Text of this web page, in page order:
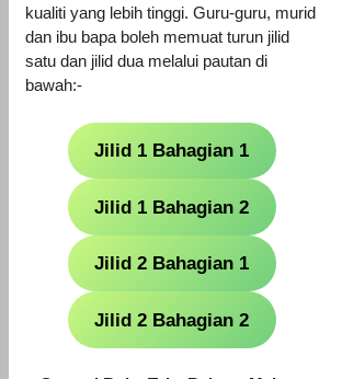
kualiti yang lebih tinggi. Guru-guru, murid
dan ibu bapa boleh memuat turun jilid
satu dan jilid dua melalui pautan di
bawah:-
Jilid 1 Bahagian 1
Jilid 1 Bahagian 2
Jilid 2 Bahagian 1
Jilid 2 Bahagian 2